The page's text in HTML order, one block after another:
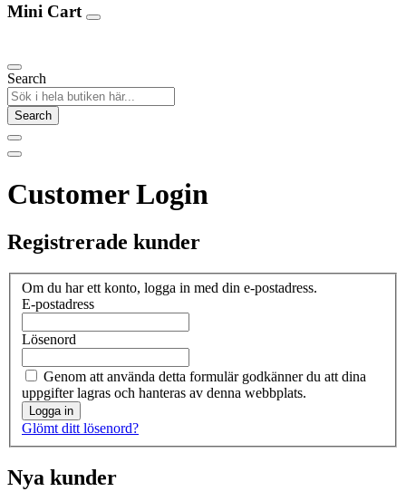
Mini Cart
Search
Search
Customer Login
Registrerade kunder
Om du har ett konto, logga in med din e-postadress.
E-postadress
Lösenord
Genom att använda detta formulär godkänner du att dina
uppgifter lagras och hanteras av denna webbplats.
Logga in
Glömt ditt lösenord?
Nya kunder